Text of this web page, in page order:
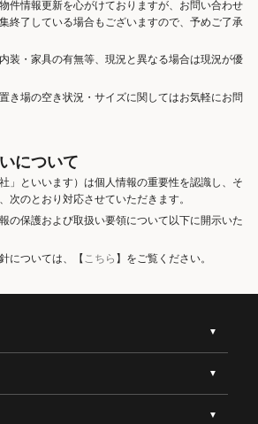
件情報更新を心がけておりますが、お問い合わせ
終了している場合もございますので、予めご了承
装・家具の有無等、現況と異なる場合は現況が優
き場の空き状況・サイズに関してはお気軽にお問
について
」といいます）は個人情報の重要性を認識し、そ
次のとおり対応させていただきます。
の保護および取扱い要領について以下に開示いた
については、【こちら 】をご覧ください。